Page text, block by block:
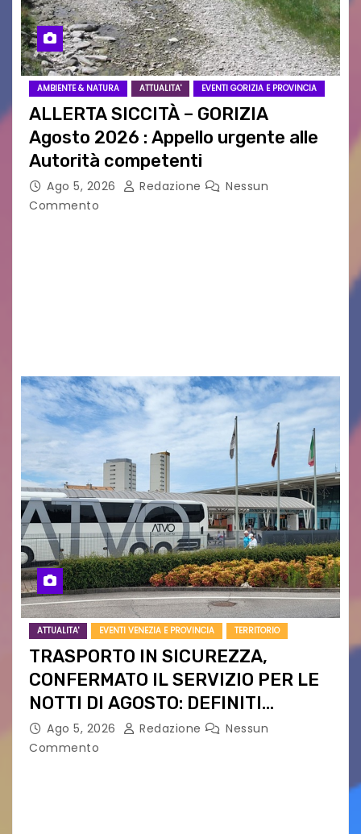
AMBIENTE & NATURA ATTUALITA' EVENTI GORIZIA E PROVINCIA
ALLERTA SICCITÀ – GORIZIA
Agosto 2026 : Appello urgente alle
Autorità competenti
Ago 5, 2026 Redazione
Nessun
Commento
ATTUALITA' EVENTI VENEZIA E PROVINCIA TERRITORIO
TRASPORTO IN SICUREZZA,
CONFERMATO IL SERVIZIO PER LE
NOTTI DI AGOSTO: DEFINITI
PERCORSI, FERMATE E ORARIO
Ago 5, 2026 Redazione
Nessun
Commento